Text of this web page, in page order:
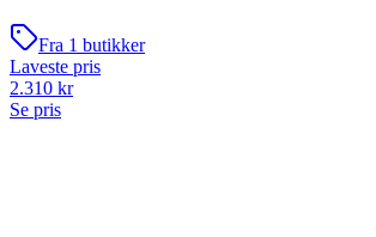
Fra 1 butikker
Laveste pris
2.310 kr
Se pris